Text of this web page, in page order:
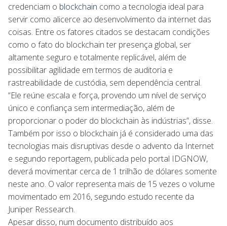
credenciam o blockchain como a tecnologia ideal para
servir como alicerce ao desenvolvimento da internet das
coisas. Entre os fatores citados se destacam condições
como o fato do blockchain ter presença global, ser
altamente seguro e totalmente replicável, além de
possibilitar agilidade em termos de auditoria e
rastreabilidade de custódia, sem dependência central.
“Ele reúne escala e força, provendo um nível de serviço
único e confiança sem intermediação, além de
proporcionar o poder do blockchain às indústrias”, disse.
Também por isso o blockchain já é considerado uma das
tecnologias mais disruptivas desde o advento da Internet
e segundo reportagem, publicada pelo portal IDGNOW,
deverá movimentar cerca de 1 trilhão de dólares somente
neste ano. O valor representa mais de 15 vezes o volume
movimentado em 2016, segundo estudo recente da
Juniper Ressearch.
Apesar disso, num documento distribuído aos